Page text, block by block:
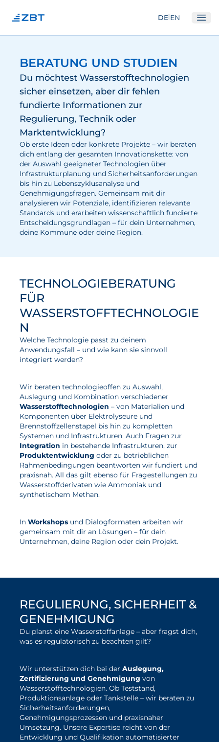
DE|EN
Über Uns
Abteilungen
Ausstattung
Gute Wissenschaftliche Praxis
Open Science und IP
Gremien
Unser Netzwerk
Forschung
Brennstoffzellen
Wasserstoff
Entwicklung
Herstellungsverfahren
Mess- und Prüfverfahren
Beratung und Studien
Modellierung & Simulation
Karriere
Offene Stellen
Weiterentwicklung
Vorteile für Mitarbeiter:innen
Aktuelles
Neuigkeiten
Projekte
Publikationen
Awards und Auszeichnungen
BERATUNG UND STUDIEN
Du möchtest Wasserstofftechnologien
sicher einsetzen, aber dir fehlen
fundierte Informationen zur
Regulierung, Technik oder
Marktentwicklung?
Ob erste Ideen oder konkrete Projekte – wir beraten
dich entlang der gesamten Innovationskette: von
der Auswahl geeigneter Technologien über
Infrastrukturplanung und Sicherheitsanforderungen
bis hin zu Lebenszyklusanalyse und
Genehmigungsfragen. Gemeinsam mit dir
analysieren wir Potenziale, identifizieren relevante
Standards und erarbeiten wissenschaftlich fundierte
Entscheidungsgrundlagen – für dein Unternehmen,
deine Kommune oder deine Region.
TECHNOLOGIEBERATUNG
FÜR
WASSERSTOFFTECHNOLOGIE
N
Welche Technologie passt zu deinem
Anwendungsfall – und wie kann sie sinnvoll
integriert werden?
Wir beraten technologieoffen zu Auswahl,
Auslegung und Kombination verschiedener
Wasserstofftechnologien – von Materialien und
Komponenten über Elektrolyseure und
Brennstoffzellenstapel bis hin zu kompletten
Systemen und Infrastrukturen. Auch Fragen zur
Integration in bestehende Infrastrukturen, zur
Produktentwicklung oder zu betrieblichen
Rahmenbedingungen beantworten wir fundiert und
praxisnah. All das gilt ebenso für Fragestellungen zu
Wasserstoffderivaten wie Ammoniak und
synthetischem Methan.
In Workshops und Dialogformaten arbeiten wir
gemeinsam mit dir an Lösungen – für dein
Unternehmen, deine Region oder dein Projekt.
REGULIERUNG, SICHERHEIT &
GENEHMIGUNG
Du planst eine Wasserstoffanlage – aber fragst dich,
was es regulatorisch zu beachten gilt?
Wir unterstützen dich bei der Auslegung,
Zertifizierung und Genehmigung von
Wasserstofftechnologien. Ob Teststand,
Produktionsanlage oder Tankstelle – wir beraten zu
Sicherheitsanforderungen,
Genehmigungsprozessen und praxisnaher
Umsetzung. Unsere Expertise reicht von der
Entwicklung und Qualifikation automatisierter